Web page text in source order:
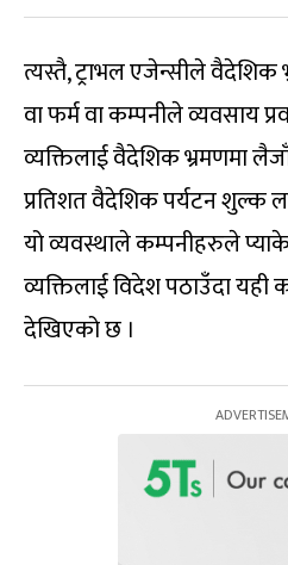
त्यस्तै, ट्राभल एजेन्सीले वैदेशिक
वा फर्म वा कम्पनीले व्यवसाय
व्यक्तिलाई वैदेशिक भ्रमणमा
प्रतिशत वैदेशिक पर्यटन शुल्क
यो व्यवस्थाले कम्पनीहरुले
व्यक्तिलाई विदेश पठाउँदा यही
देखिएको छ ।